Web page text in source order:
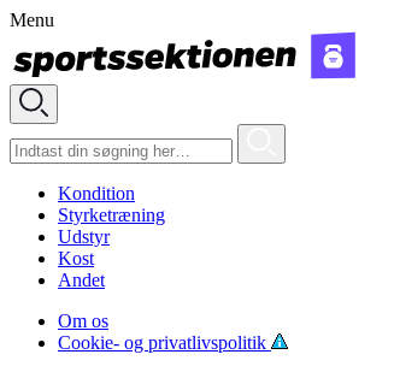
Menu
Kondition
Styrketræning
Udstyr
Kost
Andet
Om os
Cookie- og privatlivspolitik